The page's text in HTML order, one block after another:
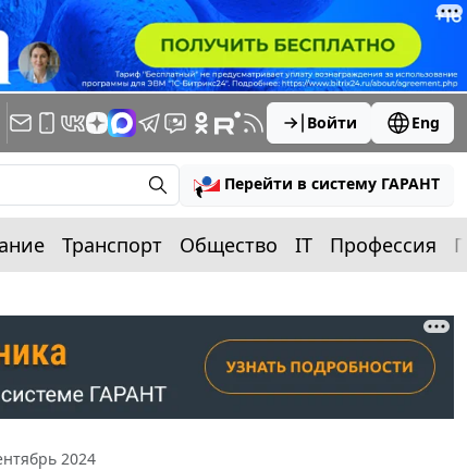
Войти Eng
Перейти в систему ГАРАНТ
Транспорт Общество IT Профессия
2024